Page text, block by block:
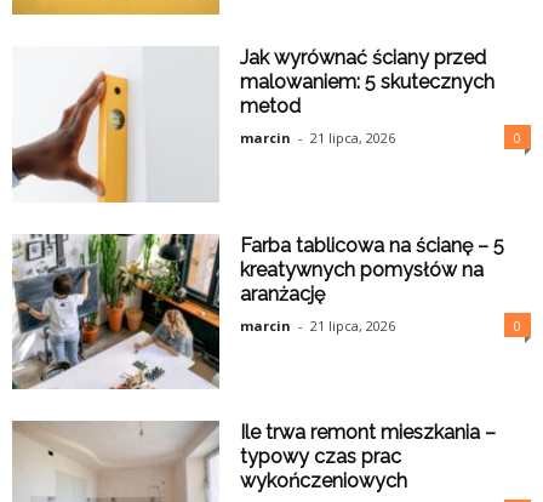
Jak wyrównać ściany przed
malowaniem: 5 skutecznych
metod
marcin - 21 lipca, 2026 0
Farba tablicowa na ścianę – 5
kreatywnych pomysłów na
aranżację
marcin - 21 lipca, 2026 0
Ile trwa remont mieszkania –
typowy czas prac
wykończeniowych